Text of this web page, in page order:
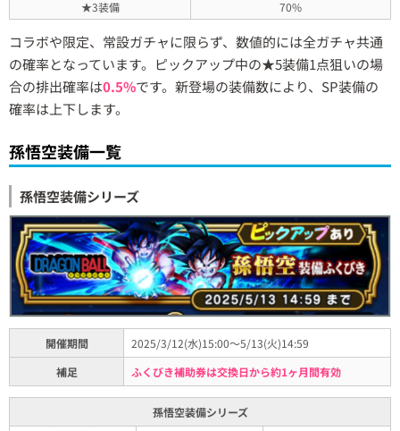
★3装備 70%
コラボや限定、常設ガチャに限らず、数値的には全ガチャ共通
の確率となっています。ピックアップ中の★5装備1点狙いの場
合の排出確率は0.5%です。新登場の装備数により、SP装備の
確率は上下します。
孫悟空装備一覧
孫悟空装備シリーズ
開催期間
2025/3/12(水)15:00～5/13(火)14:59
補足
ふくびき補助券は交換日から約1ヶ月間有効
孫悟空装備シリーズ